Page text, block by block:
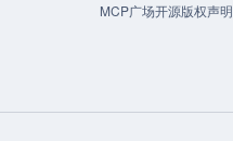
MCP广场开源版权声明